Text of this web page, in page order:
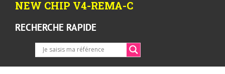
NEW CHIP V4-REMA-C
RECHERCHE RAPIDE